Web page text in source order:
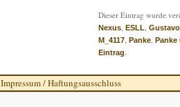
Dieser Eintrag wurde
Nexus, ESLL,
M_4117, Panke, Panke
Eintrag.
Impressum / Haftungsausschluss